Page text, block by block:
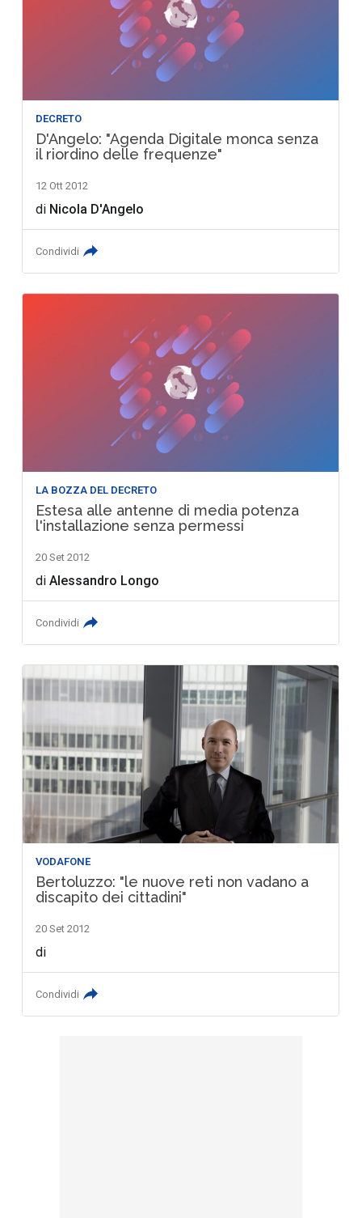
DECRETO
D'Angelo: "Agenda Digitale monca senza
il riordino delle frequenze"
12 Ott 2012
di Nicola D'Angelo
Condividi
LA BOZZA DEL DECRETO
Estesa alle antenne di media potenza
l'installazione senza permessi
20 Set 2012
diAlessandro Longo
Condividi
VODAFONE
Bertoluzzo: "le nuove reti non vadano a
discapito dei cittadini"
20 Set 2012
di
Condividi